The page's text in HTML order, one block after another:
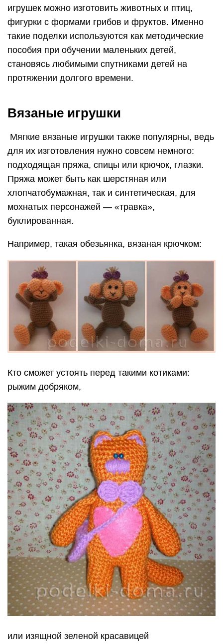
игрушек можно изготовить животных и птиц,
фигурки с формами грибов и фруктов. Именно
такие поделки используются как методические
пособия при обучении маленьких детей,
становясь любимыми спутниками детей на
протяжении долгого времени.
Вязаные игрушки
Мягкие вязаные игрушки также популярны, ведь
для их изготовления нужно совсем немного:
подходящая пряжа, спицы или крючок, глазки.
Пряжа может быть как шерстяная или
хлопчатобумажная, так и синтетическая, для
мохнатых персонажей — «травка»,
буклированная.
Например, такая обезьянка, вязаная крючком:
Кто сможет устоять перед такими котиками:
рыжим добряком,
или изящной зеленой красавицей